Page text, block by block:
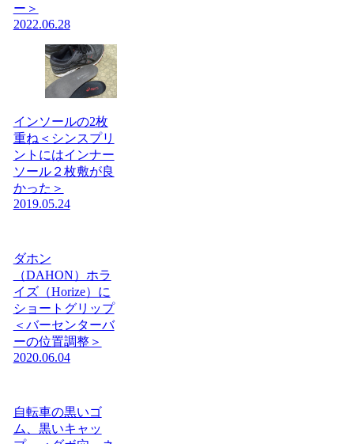
ー＞
2022.06.28
インソールの2枚
重ね＜シンスプリ
ントにはインナー
ソール２枚敷が良
かった＞
2019.05.24
ダホン
（DAHON）ホラ
イズ（Horize）に
ショートグリップ
＜バーセンターバ
ーの位置調整＞
2020.06.04
自転車の黒いゴ
ム、黒いキャッ